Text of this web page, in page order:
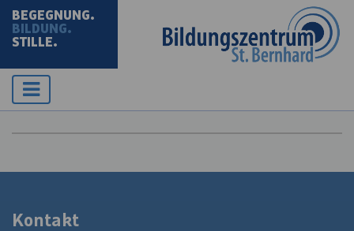
BEGEGNUNG.
BILDUNG.
STILLE.
Kontakt